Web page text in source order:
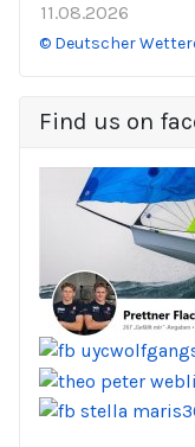
11.08.2026
© Deutscher
Find us on